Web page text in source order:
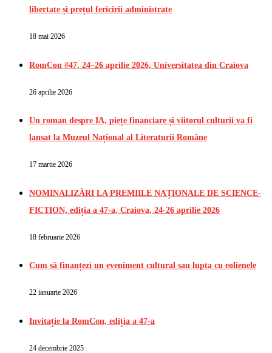
libertate și prețul fericirii administrate
18 mai 2026
RomCon #47, 24–26 aprilie 2026, Universitatea din Craiova
26 aprilie 2026
Un roman despre IA, piețe financiare și viitorul culturii va fi
lansat la Muzeul Național al Literaturii Române
17 martie 2026
NOMINALIZĂRI LA PREMIILE NAȚIONALE DE SCIENCE-
FICTION, ediția a 47-a, Craiova, 24-26 aprilie 2026
18 februarie 2026
Cum să finanțezi un eveniment cultural sau lupta cu eolienele
22 ianuarie 2026
Invitație la RomCon, ediția a 47-a
24 decembrie 2025